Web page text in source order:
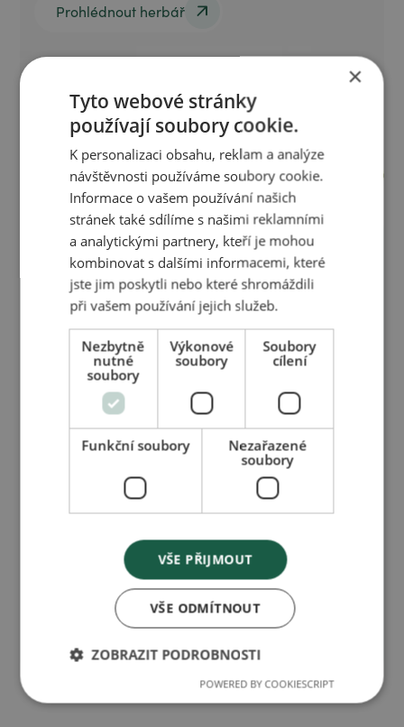
Prohlédnout herbář
Využijte naše produkty
při své profesionální
práci.
Staňte se partnerem v distribuci našich vysoce
kvalitních aromaterapeutických produktů. Objevte
účinky našich přípravků pro svou práci v
kosmetickém či kadeřnickém salónu, pro masáže a
fyzioterapii. Společně můžeme posunout hranice
přírodní péče a přinést její benefity širšímu spektru
Chci spolupracovat
Chci spolupracovat
×
Tyto webové stránky
používají soubory cookie.
K personalizaci obsahu, reklam a analýze
návštěvnosti používáme soubory cookie.
Informace o vašem používání našich
stránek také sdílíme s našimi reklamními
a analytickými partnery, kteří je mohou
kombinovat s dalšími informacemi, které
jste jim poskytli nebo které shromáždili
při vašem používání jejich služeb.
Nezbytně
nutné
soubory
Výkonové
soubory
Soubory
cílení
Funkční soubory
Nezařazené
soubory
VŠE PŘIJMOUT
VŠE ODMÍTNOUT
ZOBRAZIT PODROBNOSTI
POWERED BY COOKIESCRIPT